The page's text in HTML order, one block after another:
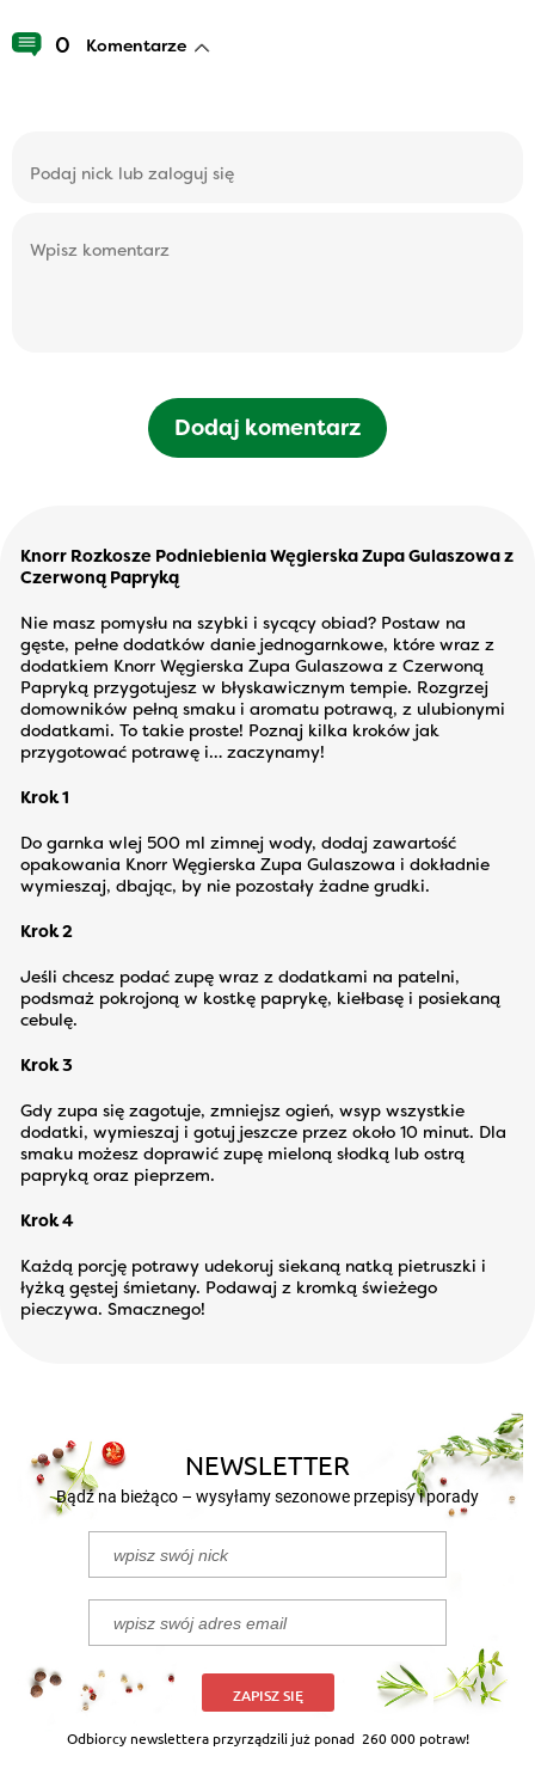
0 Komentarze
Dodaj komentarz
Knorr Rozkosze Podniebienia Węgierska Zupa Gulaszowa z
Czerwoną Papryką
Nie masz pomysłu na szybki i sycący obiad? Postaw na
gęste, pełne dodatków danie jednogarnkowe, które wraz z
dodatkiem Knorr Węgierska Zupa Gulaszowa z Czerwoną
Papryką przygotujesz w błyskawicznym tempie. Rozgrzej
domowników pełną smaku i aromatu potrawą, z ulubionymi
dodatkami. To takie proste! Poznaj kilka kroków jak
przygotować potrawę i… zaczynamy!
Krok 1
Do garnka wlej 500 ml zimnej wody, dodaj zawartość
opakowania Knorr Węgierska Zupa Gulaszowa i dokładnie
wymieszaj, dbając, by nie pozostały żadne grudki.
Krok 2
Jeśli chcesz podać zupę wraz z dodatkami na patelni,
podsmaż pokrojoną w kostkę paprykę, kiełbasę i posiekaną
cebulę.
Krok 3
Gdy zupa się zagotuje, zmniejsz ogień, wsyp wszystkie
dodatki, wymieszaj i gotuj jeszcze przez około 10 minut. Dla
smaku możesz doprawić zupę mieloną słodką lub ostrą
papryką oraz pieprzem.
Krok 4
Każdą porcję potrawy udekoruj siekaną natką pietruszki i
łyżką gęstej śmietany. Podawaj z kromką świeżego
pieczywa. Smacznego!
NEWSLETTER
Bądź na bieżąco – wysyłamy sezonowe przepisy i porady
ZAPISZ SIĘ
Odbiorcy newslettera przyrządzili już ponad 260 000 potraw!